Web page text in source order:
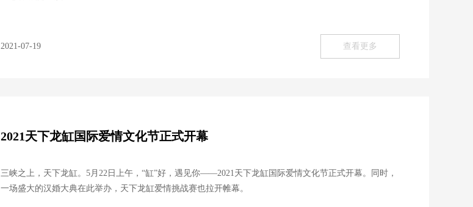
2021-07-19 查看更多
2021天下龙缸国际爱情文化节正式开幕
三峡之上，天下龙缸。5月22日上午，“缸”好，遇见你——2021天下龙缸国际爱情文化节正式开幕。同时，
一场盛大的汉婚大典在此举办，天下龙缸爱情挑战赛也拉开帷幕。